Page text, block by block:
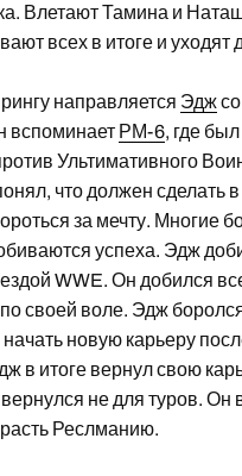
Влетают Тамина и
всех в итоге и уходят
направляется Эджсо
вспоминает РМ-6, где
Ультимативного
что должен сделать
за мечту. Многие
успеха. Эдж
WWE. Он добился
своей воле. Эдж
новую карьеру
в итоге вернул свою
не для туров. Он
Реслманию.